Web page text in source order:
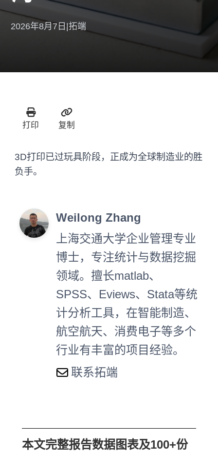
2026年8月7日|拓端
打印 复制
3D打印已过玩具阶段，正成为全球制造业的胜
负手。
Weilong Zhang
上海交通大学企业管理专业
博士，专注统计与数据挖掘
领域。擅长matlab、
SPSS、Eviews、Stata等统
计分析工具，在智能制造、
航空航天、消费电子等多个
行业有丰富的项目经验。
联系拓端
本文完整报告数据图表及100+份